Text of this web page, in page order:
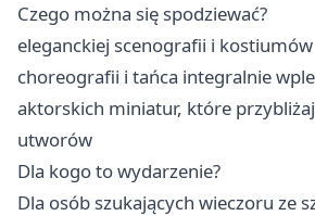
Czego można się spodziewać?
eleganckiej scenografii i kostiumów
choreografii i tańca integralnie
aktorskich miniatur, które
utworów
Dla kogo to wydarzenie?
Dla osób szukających wieczoru ze